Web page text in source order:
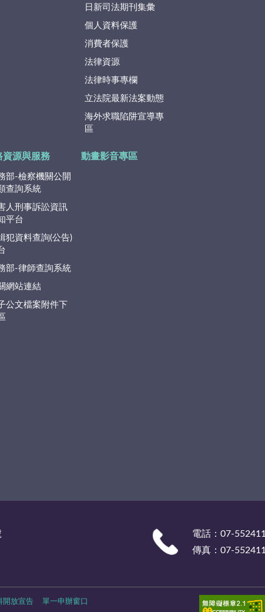
日新司法期刊集彙
個人資料保護
消費者保護
法律資源
法律時事專欄
立法院最新法案動態
海外求職陷阱宣導專
區
資源與服務
部-檢察機關公開
查詢系統
人刑事訴訟資訊
平台
犯資料查詢(公告)
部-律師查詢系統
網站連結
公文檔案附件下
動畫影音專區
電話：07-
傳真：07-
開放宣告 單一申辦窗口